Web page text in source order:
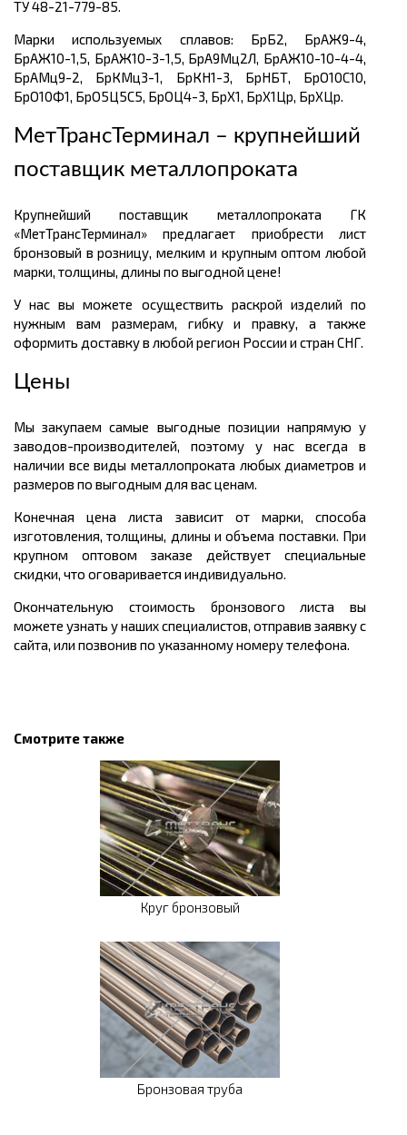
ТУ 48-21-779-85.
Марки используемых сплавов: БрБ2, БрАЖ9-4,
БрАЖ10-1,5, БрАЖ10-3-1,5, БрА9Мц2Л, БрАЖ10-10-4-4,
БрАМц9-2, БрКМц3-1, БрКН1-3, БрНБТ, БрО10С10,
БрО10Ф1, БрО5Ц5С5, БрОЦ4-3, БрХ1, БрХ1Цр, БрХЦр.
МетТрансТерминал – крупнейший
поставщик металлопроката
Крупнейший поставщик металлопроката ГК
«МетТрансТерминал» предлагает приобрести лист
бронзовый в розницу, мелким и крупным оптом любой
марки, толщины, длины по выгодной цене!
У нас вы можете осуществить раскрой изделий по
нужным вам размерам, гибку и правку, а также
оформить доставку в любой регион России и стран СНГ.
Цены
Мы закупаем самые выгодные позиции напрямую у
заводов-производителей, поэтому у нас всегда в
наличии все виды металлопроката любых диаметров и
размеров по выгодным для вас ценам.
Конечная цена листа зависит от марки, способа
изготовления, толщины, длины и объема поставки. При
крупном оптовом заказе действует специальные
скидки, что оговаривается индивидуально.
Окончательную стоимость бронзового листа вы
можете узнать у наших специалистов, отправив заявку с
сайта, или позвонив по указанному номеру телефона.
Смотрите также
Круг бронзовый
Бронзовая труба